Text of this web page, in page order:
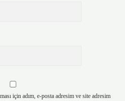
için adım, e-posta adresim ve site adresim